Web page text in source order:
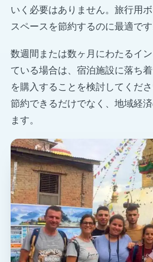
いく必要はありません。旅行用
スペースを節約するのに最適です
数週間または数ヶ月にわたるイ
ている場合は、宿泊施設に落ち
を購入することを検討してくだ
節約できるだけでなく、地域経
ます。